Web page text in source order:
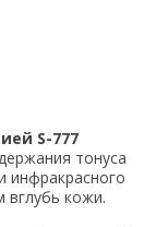
S-777
тонуса
инфракрасного
вглубь кожи.